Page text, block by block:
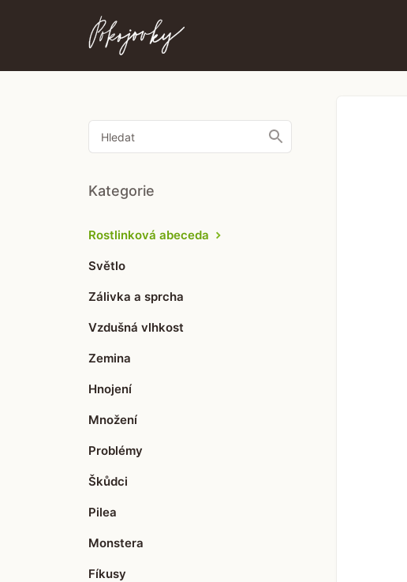
Toggle
Search
Kategorie
Rostlinková abeceda
Světlo
Zálivka a sprcha
Vzdušná vlhkost
Zemina
Hnojení
Množení
Problémy
Škůdci
Pilea
Monstera
Fíkusy